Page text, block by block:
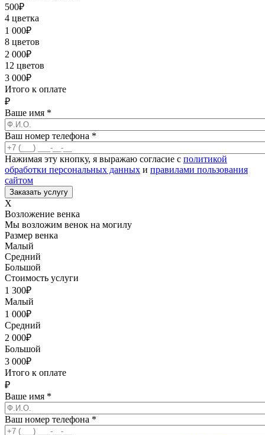
500₽
4 цветка
1 000₽
8 цветов
2 000₽
12 цветов
3 000₽
Итого к оплате
₽
Ваше имя *
Ваш номер телефона *
Нажимая эту кнопку, я выражаю согласие с политикой
обработки персональных данных и правилами пользования
сайтом
X
Возложение венка
Мы возложим венок на могилу
Размер венка
Малый
Средний
Большой
Стоимость услуги
1 300₽
Малый
1 000₽
Средний
2 000₽
Большой
3 000₽
Итого к оплате
₽
Ваше имя *
Ваш номер телефона *